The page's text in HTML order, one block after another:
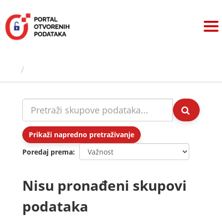
sadržaj
Prikaži napredno pretraživanje
Poredaj prema
Nisu pronađeni skupovi
podataka